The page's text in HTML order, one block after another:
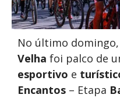
No último
Velha foi palco de
esportivo e
Encantos – Etapa